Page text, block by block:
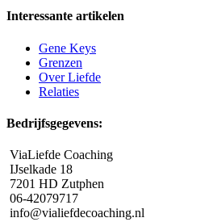
Interessante artikelen
Gene Keys
Grenzen
Over Liefde
Relaties
Bedrijfsgegevens:
ViaLiefde Coaching
IJselkade 18
7201 HD Zutphen
06-42079717
info@vialiefdecoaching.nl